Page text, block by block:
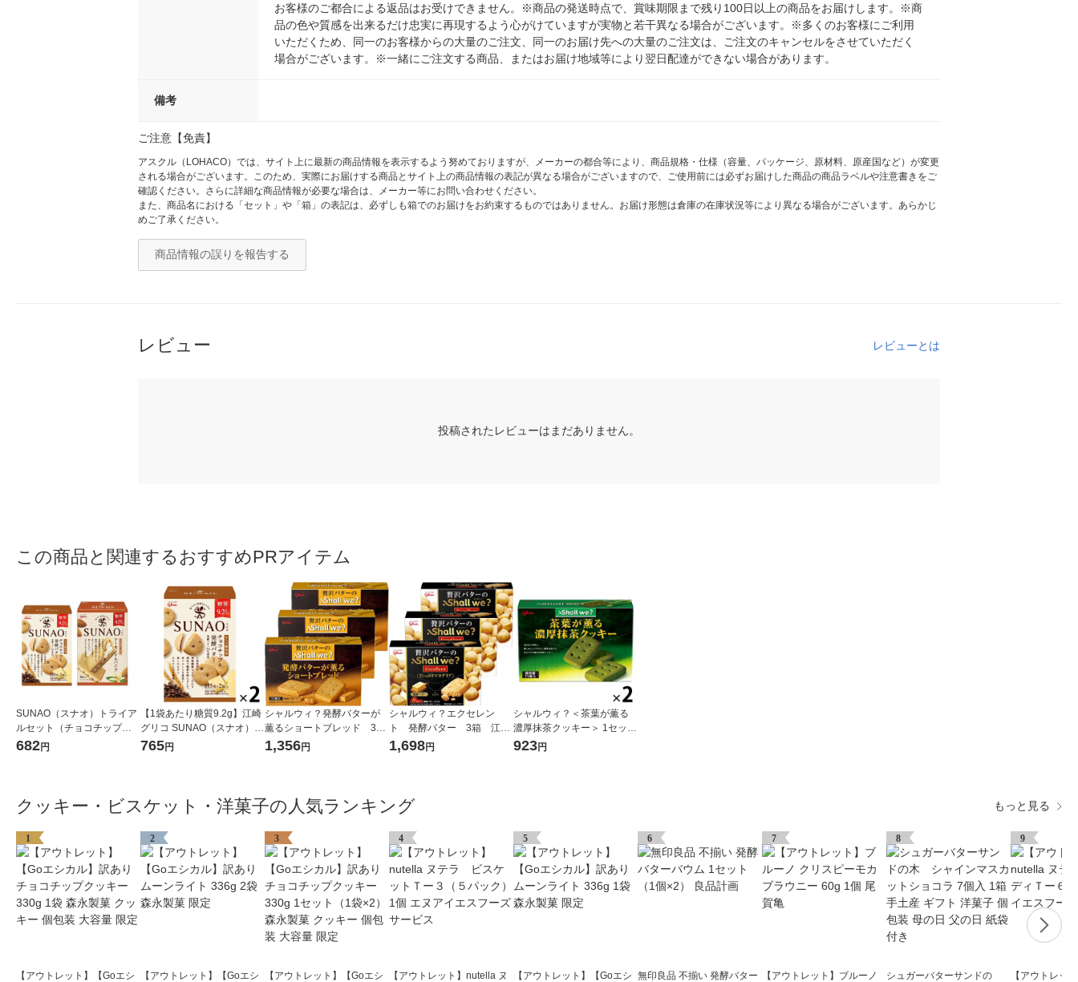
お客様のご都合による返品はお受けできません。※商品の発送時点で、賞味期限まで残り100日以上の商品をお届けします。※商
品の色や質感を出来るだけ忠実に再現するよう心がけていますが実物と若干異なる場合がございます。※多くのお客様にご利用
いただくため、同一のお客様からの大量のご注文、同一のお届け先への大量のご注文は、ご注文のキャンセルをさせていただく
場合がございます。※一緒にご注文する商品、またはお届け地域等により翌日配達ができない場合があります。
備考
ご注意【免責】
アスクル（LOHACO）では、サイト上に最新の商品情報を表示するよう努めておりますが、メーカーの都合等により、商品規格・仕様（容量、パッケージ、原材料、原産国など）が変更
される場合がございます。このため、実際にお届けする商品とサイト上の商品情報の表記が異なる場合がございますので、ご使用前には必ずお届けした商品の商品ラベルや注意書きをご
確認ください。さらに詳細な商品情報が必要な場合は、メーカー等にお問い合わせください。
また、商品名における「セット」や「箱」の表記は、必ずしも箱でのお届けをお約束するものではありません。お届け形態は倉庫の在庫状況等により異なる場合がございます。あらかじ
めご了承ください。
商品情報の誤りを報告する
レビュー レビューとは
投稿されたレビューはまだありません。
この商品と関連するおすすめPRアイテム
SUNAO（スナオ）トライア
ルセット（チョコチップ、
アーモンド＆バニラ クリー
682円
【1袋あたり糖質9.2g】江崎
グリコ SUNAO（スナオ）ビ
スケット＜チョコチップ＆
765円
シャルウィ？発酵バターが
薫るショートブレッド 3
箱 江崎グリコ クッキ
1,356円
シャルウィ？エクセレン
ト 発酵バター 3箱 江崎
グリコ クッキー ビスケ
1,698円
シャルウィ？＜茶葉が薫る
濃厚抹茶クッキー＞ 1セット
（1個×2） 江崎グリコ ビス
923円
クッキー・ビスケット・洋菓子の人気ランキング もっと見る
1
【アウトレット】【Goエシ
2
【アウトレット】【Goエシ
3
【アウトレット】【Goエシ
4
【アウトレット】nutella ヌ
5
【アウトレット】【Goエシ
6
無印良品 不揃い 発酵バター
7
【アウトレット】ブルーノ
8
シュガーバターサンドの
9
【アウトレッ